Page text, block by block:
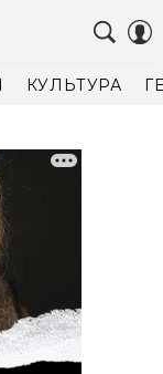
КУЛЬТУРА